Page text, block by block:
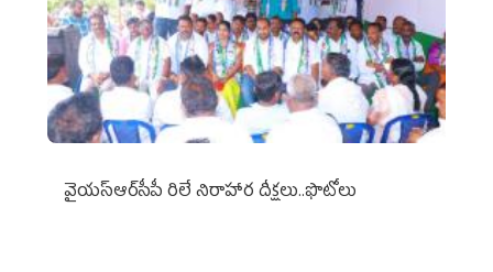
వైయ‌స్ఆర్‌సీపీ రిలే నిరాహార దీక్షలు..ఫొటోలు